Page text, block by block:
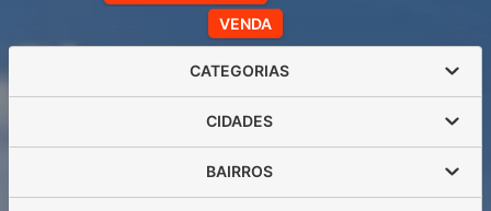
VENDA
CATEGORIAS
CIDADES
BAIRROS